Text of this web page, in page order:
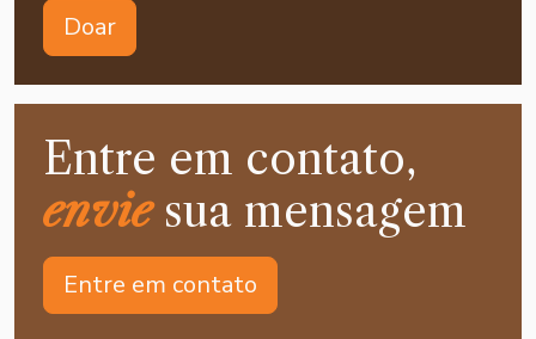
Doar
Entre em contato,
enviesua mensagem
Entre em contato